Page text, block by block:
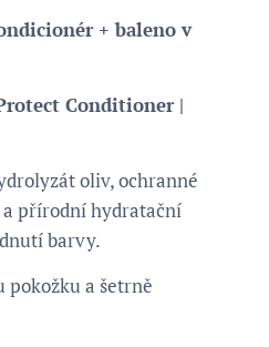
+ baleno v
Conditioner |
oliv, ochranné
přírodní hydratační
barvy.
pokožku a šetrně